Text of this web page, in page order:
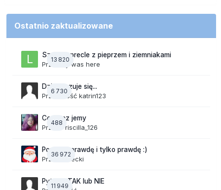
Ostatnio zaktualizowane
13 820
Szalone precle z pieprzem i ziemniakami
Przezlily was here
6 730
Dzisiaj czuje się...
Przez Gość katrin123
488
Co teraz jemy
PrzezPriscilla_126
36 972
Powiedz prawdę i tylko prawdę :)
PrzezJurecki
11 949
Pytania TAK lub NIE